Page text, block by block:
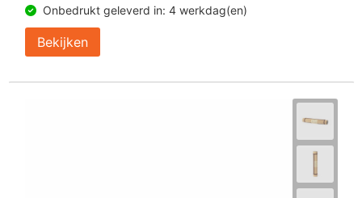
Onbedrukt geleverd in: 4 werkdag(en)
Bekijken